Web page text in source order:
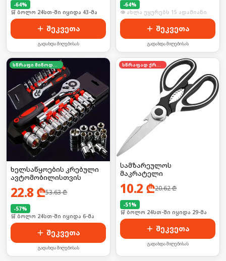
-64%
🛒 ბოლო 24სთ-ში იყიდა 43-მა
შეკვეთა
გადახდა მიღებისას
-64%
🛒 ბოლო 24სთ-ში იყიდა 20-მა
შეკვეთა
გადახდა მიღებისას
ხელსაწყოების კრებული
ავტომობილისთვის
22.8 ₾53.63₾
-57%
🛒 ბოლო 24სთ-ში იყიდა 6-მა
შეკვეთა
გადახდა მიღებისას
სამზარეულოს
მაკრატელი
10.2 ₾20.62₾
-51%
🛒 ბოლო 24სთ-ში იყიდა 29-მა
შეკვეთა
გადახდა მიღებისას